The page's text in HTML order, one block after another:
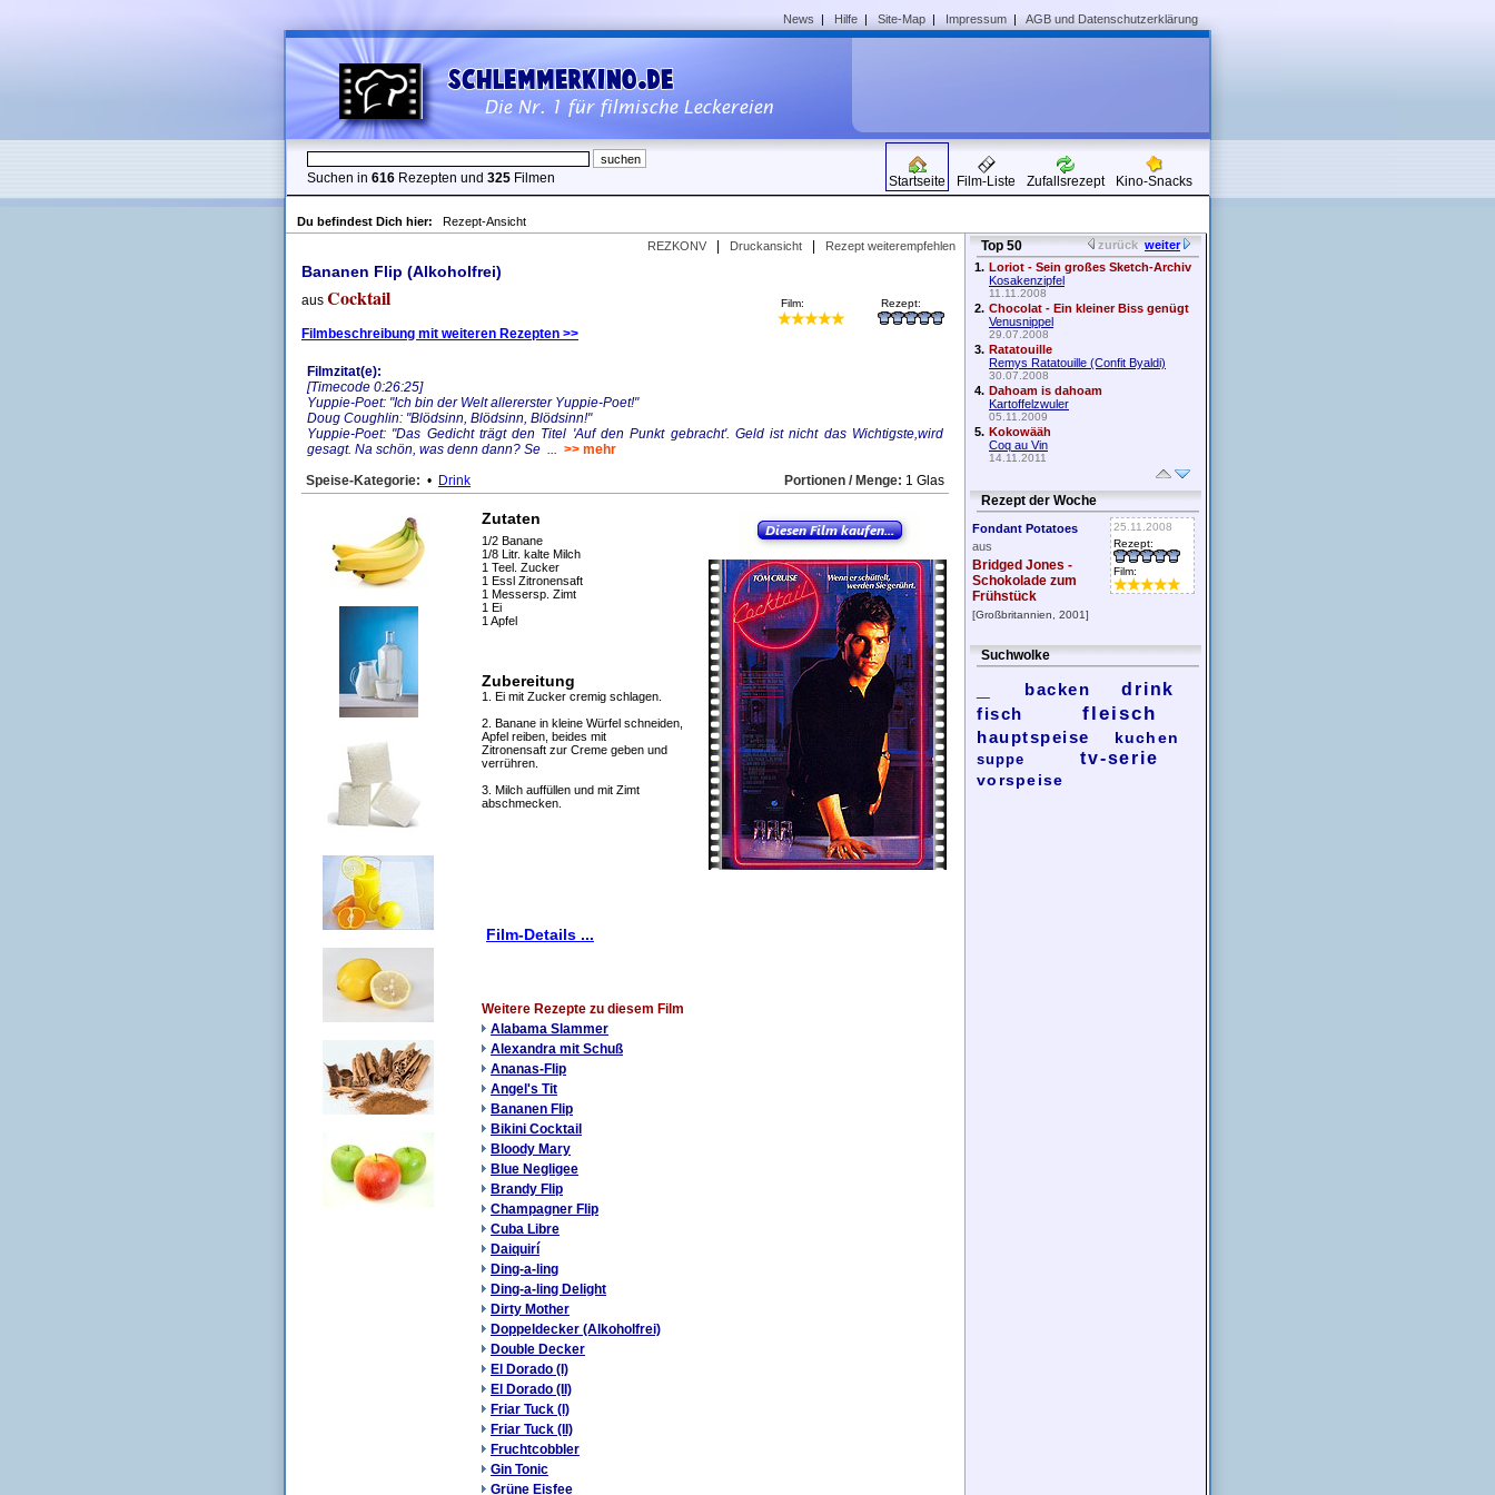
News | Hilfe | Site-Map | Impressum | AGB und Datenschutzerklärung
Suchen in 616 Rezepten und 325 Filmen Startseite Film-Liste Zufallsrezept Kino-Snacks
Du befindest Dich hier:
Rezept-Ansicht
REZKONV
Druckansicht Rezept weiterempfehlen
Bananen Flip (Alkoholfrei)
aus Cocktail
Filmbeschreibung mit weiteren Rezepten >>
Rezept:
Film:
Filmzitat(e):
[Timecode 0:26:25]
Yuppie-Poet: "Ich bin der Welt allererster Yuppie-Poet!"
Doug Coughlin: "Blödsinn, Blödsinn, Blödsinn!"
Yuppie-Poet: "Das Gedicht trägt den Titel 'Auf den Punkt gebracht'. Geld ist nicht das Wichtigste,wird
gesagt. Na schön, was denn dann? Se ... >> mehr
Speise-Kategorie: • Drink Portionen / Menge: 1 Glas
Zutaten
1/2 Banane
1/8 Litr. kalte Milch
1 Teel. Zucker
1 Essl Zitronensaft
1 Messersp. Zimt
1 Ei
1 Apfel
Zubereitung
1. Ei mit Zucker cremig schlagen.
2. Banane in kleine Würfel schneiden,
Apfel reiben, beides mit
Zitronensaft zur Creme geben und
verrühren.
3. Milch auffüllen und mit Zimt
abschmecken.
Film-Details ...
Weitere Rezepte zu diesem Film
Alabama Slammer
Alexandra mit Schuß
Ananas-Flip
Angel's Tit
Bananen Flip
Bikini Cocktail
Bloody Mary
Blue Negligee
Brandy Flip
Champagner Flip
Cuba Libre
Daiquirí
Ding-a-ling
Ding-a-ling Delight
Dirty Mother
Doppeldecker (Alkoholfrei)
Double Decker
El Dorado (I)
El Dorado (II)
Friar Tuck (I)
Friar Tuck (II)
Fruchtcobbler
Gin Tonic
Grüne Eisfee
zurück weiter
Top 50
1. Loriot - Sein großes Sketch-Archiv
Kosakenzipfel
11.11.2008
2. Chocolat - Ein kleiner Biss genügt
Venusnippel
29.07.2008
3. Ratatouille
Remys Ratatouille (Confit Byaldi)
30.07.2008
4. Dahoam is dahoam
Kartoffelzwuler
05.11.2009
5. Kokowääh
Coq au Vin
14.11.2011
Rezept der Woche
25.11.2008
Rezept:
Film:
Fondant Potatoes
aus
Bridged Jones -
Schokolade zum
Frühstück
[Großbritannien, 2001]
Suchwolke
backen
drink
fisch
fleisch
hauptspeise kuchen
suppe tv-serie
vorspeise